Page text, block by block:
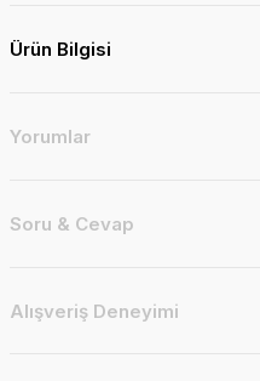
Ürün Bilgisi
Yorumlar
Soru & Cevap
Alışveriş Deneyimi